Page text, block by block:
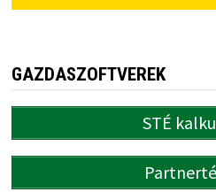
GAZDASZOFTVEREK
STÉ